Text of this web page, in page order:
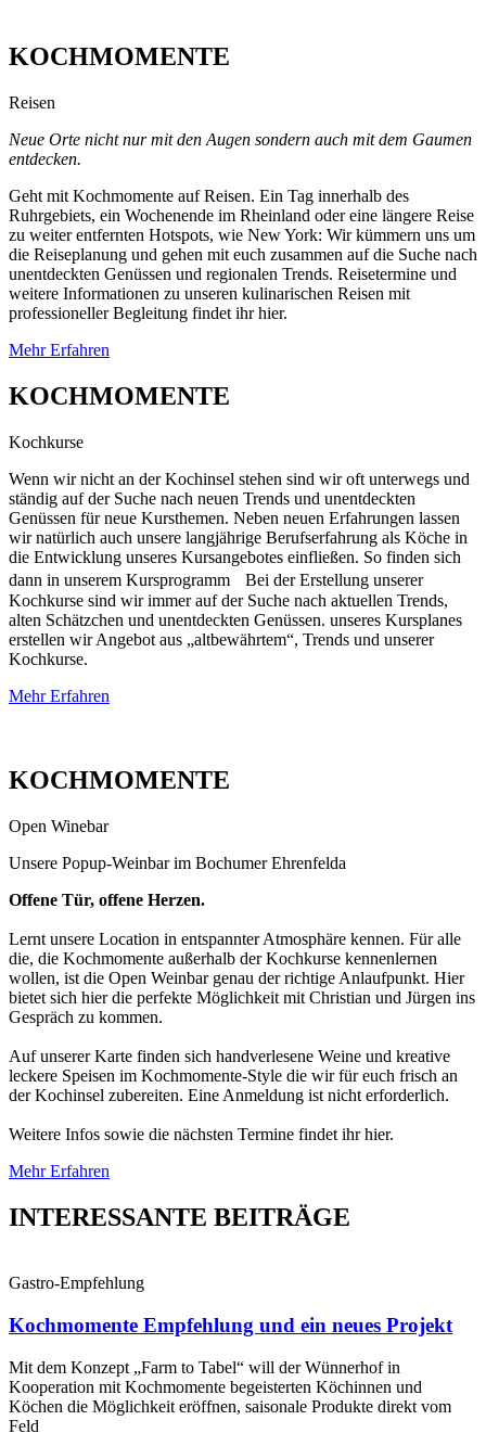
KOCHMOMENTE
Reisen
Neue Orte nicht nur mit den Augen sondern auch mit dem Gaumen
entdecken.
Geht mit Kochmomente auf Reisen. Ein Tag innerhalb des
Ruhrgebiets, ein Wochenende im Rheinland oder eine längere Reise
zu weiter entfernten Hotspots, wie New York: Wir kümmern uns um
die Reiseplanung und gehen mit euch zusammen auf die Suche nach
unentdeckten Genüssen und regionalen Trends. Reisetermine und
weitere Informationen zu unseren kulinarischen Reisen mit
professioneller Begleitung findet ihr hier.
Mehr Erfahren
KOCHMOMENTE
Kochkurse
Wenn wir nicht an der Kochinsel stehen sind wir oft unterwegs und
ständig auf der Suche nach neuen Trends und unentdeckten
Genüssen für neue Kursthemen. Neben neuen Erfahrungen lassen
wir natürlich auch unsere langjährige Berufserfahrung als Köche in
die Entwicklung unseres Kursangebotes einfließen. So finden sich
dann in unserem Kursprogramm Bei der Erstellung unserer
Kochkurse sind wir immer auf der Suche nach aktuellen Trends,
alten Schätzchen und unentdeckten Genüssen. unseres Kursplanes
erstellen wir Angebot aus „altbewährtem“, Trends und unserer
Kochkurse.
Mehr Erfahren
KOCHMOMENTE
Open Winebar
Unsere Popup-Weinbar im Bochumer Ehrenfelda
Offene Tür, offene Herzen.
Lernt unsere Location in entspannter Atmosphäre kennen. Für alle
die, die Kochmomente außerhalb der Kochkurse kennenlernen
wollen, ist die Open Weinbar genau der richtige Anlaufpunkt. Hier
bietet sich hier die perfekte Möglichkeit mit Christian und Jürgen ins
Gespräch zu kommen.
Auf unserer Karte finden sich handverlesene Weine und kreative
leckere Speisen im Kochmomente-Style die wir für euch frisch an
der Kochinsel zubereiten. Eine Anmeldung ist nicht erforderlich.
Weitere Infos sowie die nächsten Termine findet ihr hier.
Mehr Erfahren
INTERESSANTE BEITRÄGE
Gastro-Empfehlung
Kochmomente Empfehlung und ein neues Projekt
Mit dem Konzept „Farm to Tabel“ will der Wünnerhof in
Kooperation mit Kochmomente begeisterten Köchinnen und
Köchen die Möglichkeit eröffnen, saisonale Produkte direkt vom
Feld